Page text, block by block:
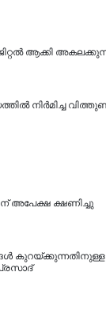
ആക്കി
നിര്‍മിച്ച
അപേക്ഷ ക്ഷണിച്ചു